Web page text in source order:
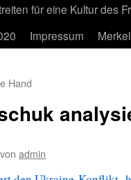
für eine Kultur des
Impressum
Hand
von admin